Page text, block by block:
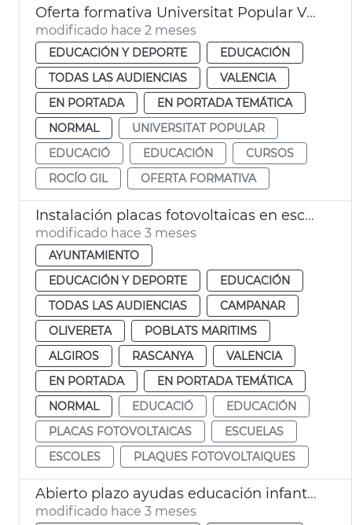
Oferta formativa Universitat Popular València
modificado hace 2 meses
EDUCACIÓN Y DEPORTE
EDUCACIÓN
TODAS LAS AUDIENCIAS
VALENCIA
EN PORTADA
EN PORTADA TEMÁTICA
NORMAL
UNIVERSITAT POPULAR
EDUCACIÓ
EDUCACIÓN
CURSOS
ROCÍO GIL
OFERTA FORMATIVA
Instalación placas fotovoltaicas en escuelas infantiles de València
modificado hace 3 meses
AYUNTAMIENTO
EDUCACIÓN Y DEPORTE
EDUCACIÓN
TODAS LAS AUDIENCIAS
CAMPANAR
OLIVERETA
POBLATS MARITIMS
ALGIROS
RASCANYA
VALENCIA
EN PORTADA
EN PORTADA TEMÁTICA
NORMAL
EDUCACIÓ
EDUCACIÓN
PLACAS FOTOVOLTAICAS
ESCUELAS
ESCOLES
PLAQUES FOTOVOLTAIQUES
Abierto plazo ayudas educación infantil València
modificado hace 3 meses